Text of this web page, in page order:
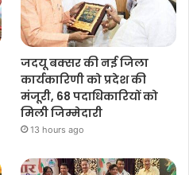
जदयू बक्सर की नई जिला
कार्यकारिणी को प्रदेश की
मंजूरी, 68 पदाधिकारियों को
मिली जिम्मेदारी
13 hours ago